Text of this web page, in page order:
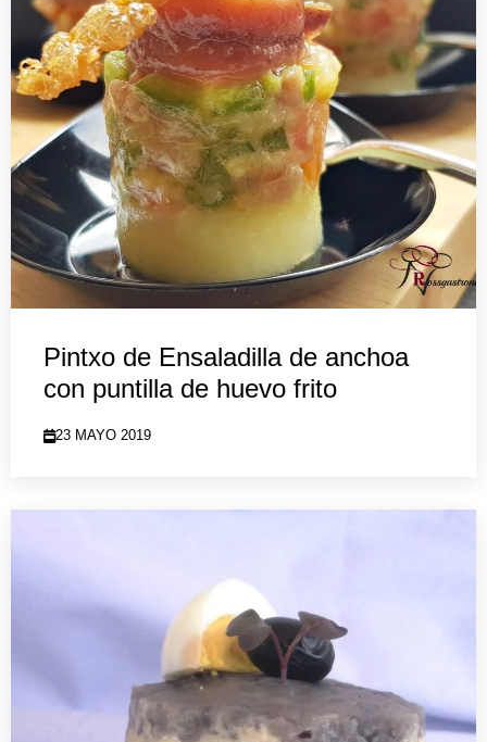
Pintxo de Ensaladilla de anchoa
con puntilla de huevo frito
23 MAYO 2019